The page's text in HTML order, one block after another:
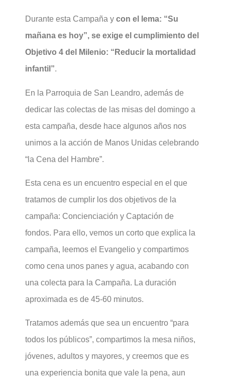
Durante esta Campaña y con el lema: “Su
mañana es hoy”, se exige el cumplimiento del
Objetivo 4 del Milenio: “Reducir la mortalidad
infantil”.
En la Parroquia de San Leandro, además de
dedicar las colectas de las misas del domingo a
esta campaña, desde hace algunos años nos
unimos a la acción de Manos Unidas celebrando
“la Cena del Hambre”.
Esta cena es un encuentro especial en el que
tratamos de cumplir los dos objetivos de la
campaña: Concienciación y Captación de
fondos. Para ello, vemos un corto que explica la
campaña, leemos el Evangelio y compartimos
como cena unos panes y agua, acabando con
una colecta para la Campaña. La duración
aproximada es de 45-60 minutos.
Tratamos además que sea un encuentro “para
todos los públicos”, compartimos la mesa niños,
jóvenes, adultos y mayores, y creemos que es
una experiencia bonita que vale la pena, aun